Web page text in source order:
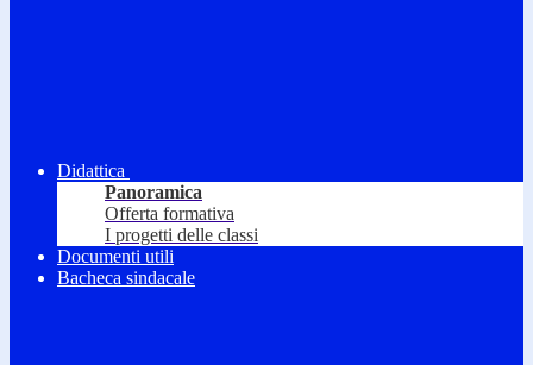
Didattica
Panoramica
Offerta formativa
I progetti delle classi
Documenti utili
Bacheca sindacale